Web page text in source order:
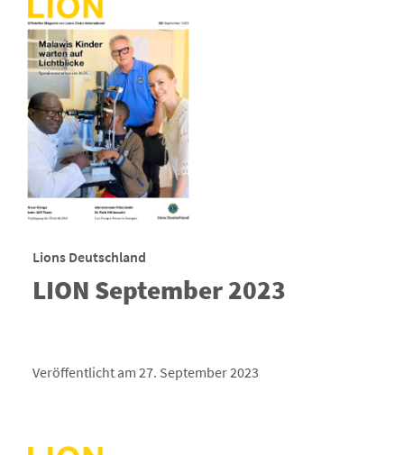
Lions Deutschland
LION September 2023
Veröffentlicht am 27. September 2023